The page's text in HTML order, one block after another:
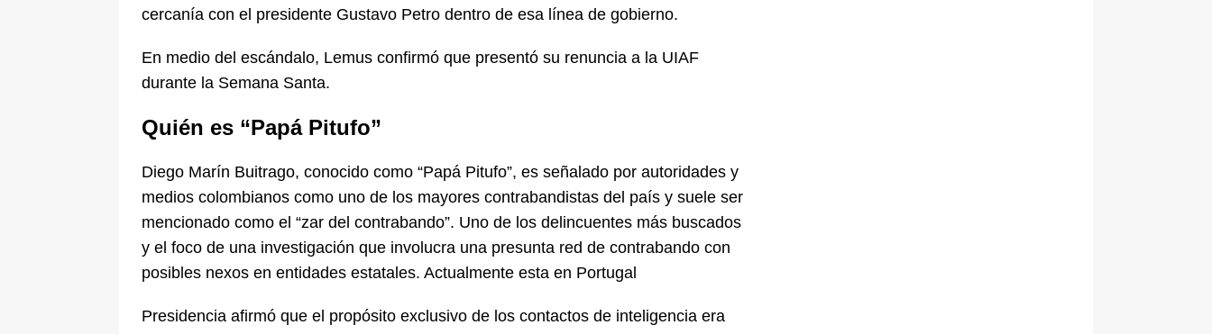
cercanía con el presidente Gustavo Petro dentro de esa línea de gobierno.
En medio del escándalo, Lemus confirmó que presentó su renuncia a la UIAF
durante la Semana Santa.
Quién es “Papá Pitufo”
Diego Marín Buitrago, conocido como “Papá Pitufo”, es señalado por autoridades y
medios colombianos como uno de los mayores contrabandistas del país y suele ser
mencionado como el “zar del contrabando”. Uno de los delincuentes más buscados
y el foco de una investigación que involucra una presunta red de contrabando con
posibles nexos en entidades estatales. Actualmente esta en Portugal
Presidencia afirmó que el propósito exclusivo de los contactos de inteligencia era